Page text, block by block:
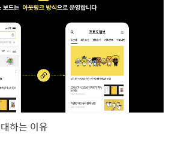
하는 이유